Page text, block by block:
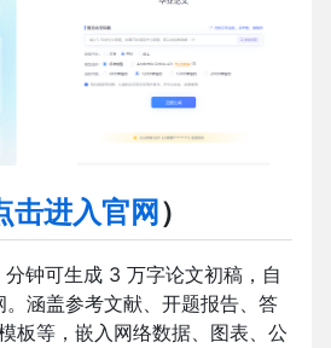
击进入官网 ）
分钟可生成 3 万字论文初稿，自
。涵盖参考文献、开题报告、答
板等，嵌入网络数据、图表、公